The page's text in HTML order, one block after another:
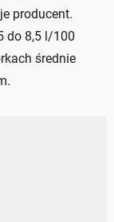
producent.
do 8,5 l/100
średnie